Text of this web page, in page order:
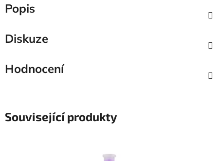
Popis
Diskuze
Hodnocení
Související produkty